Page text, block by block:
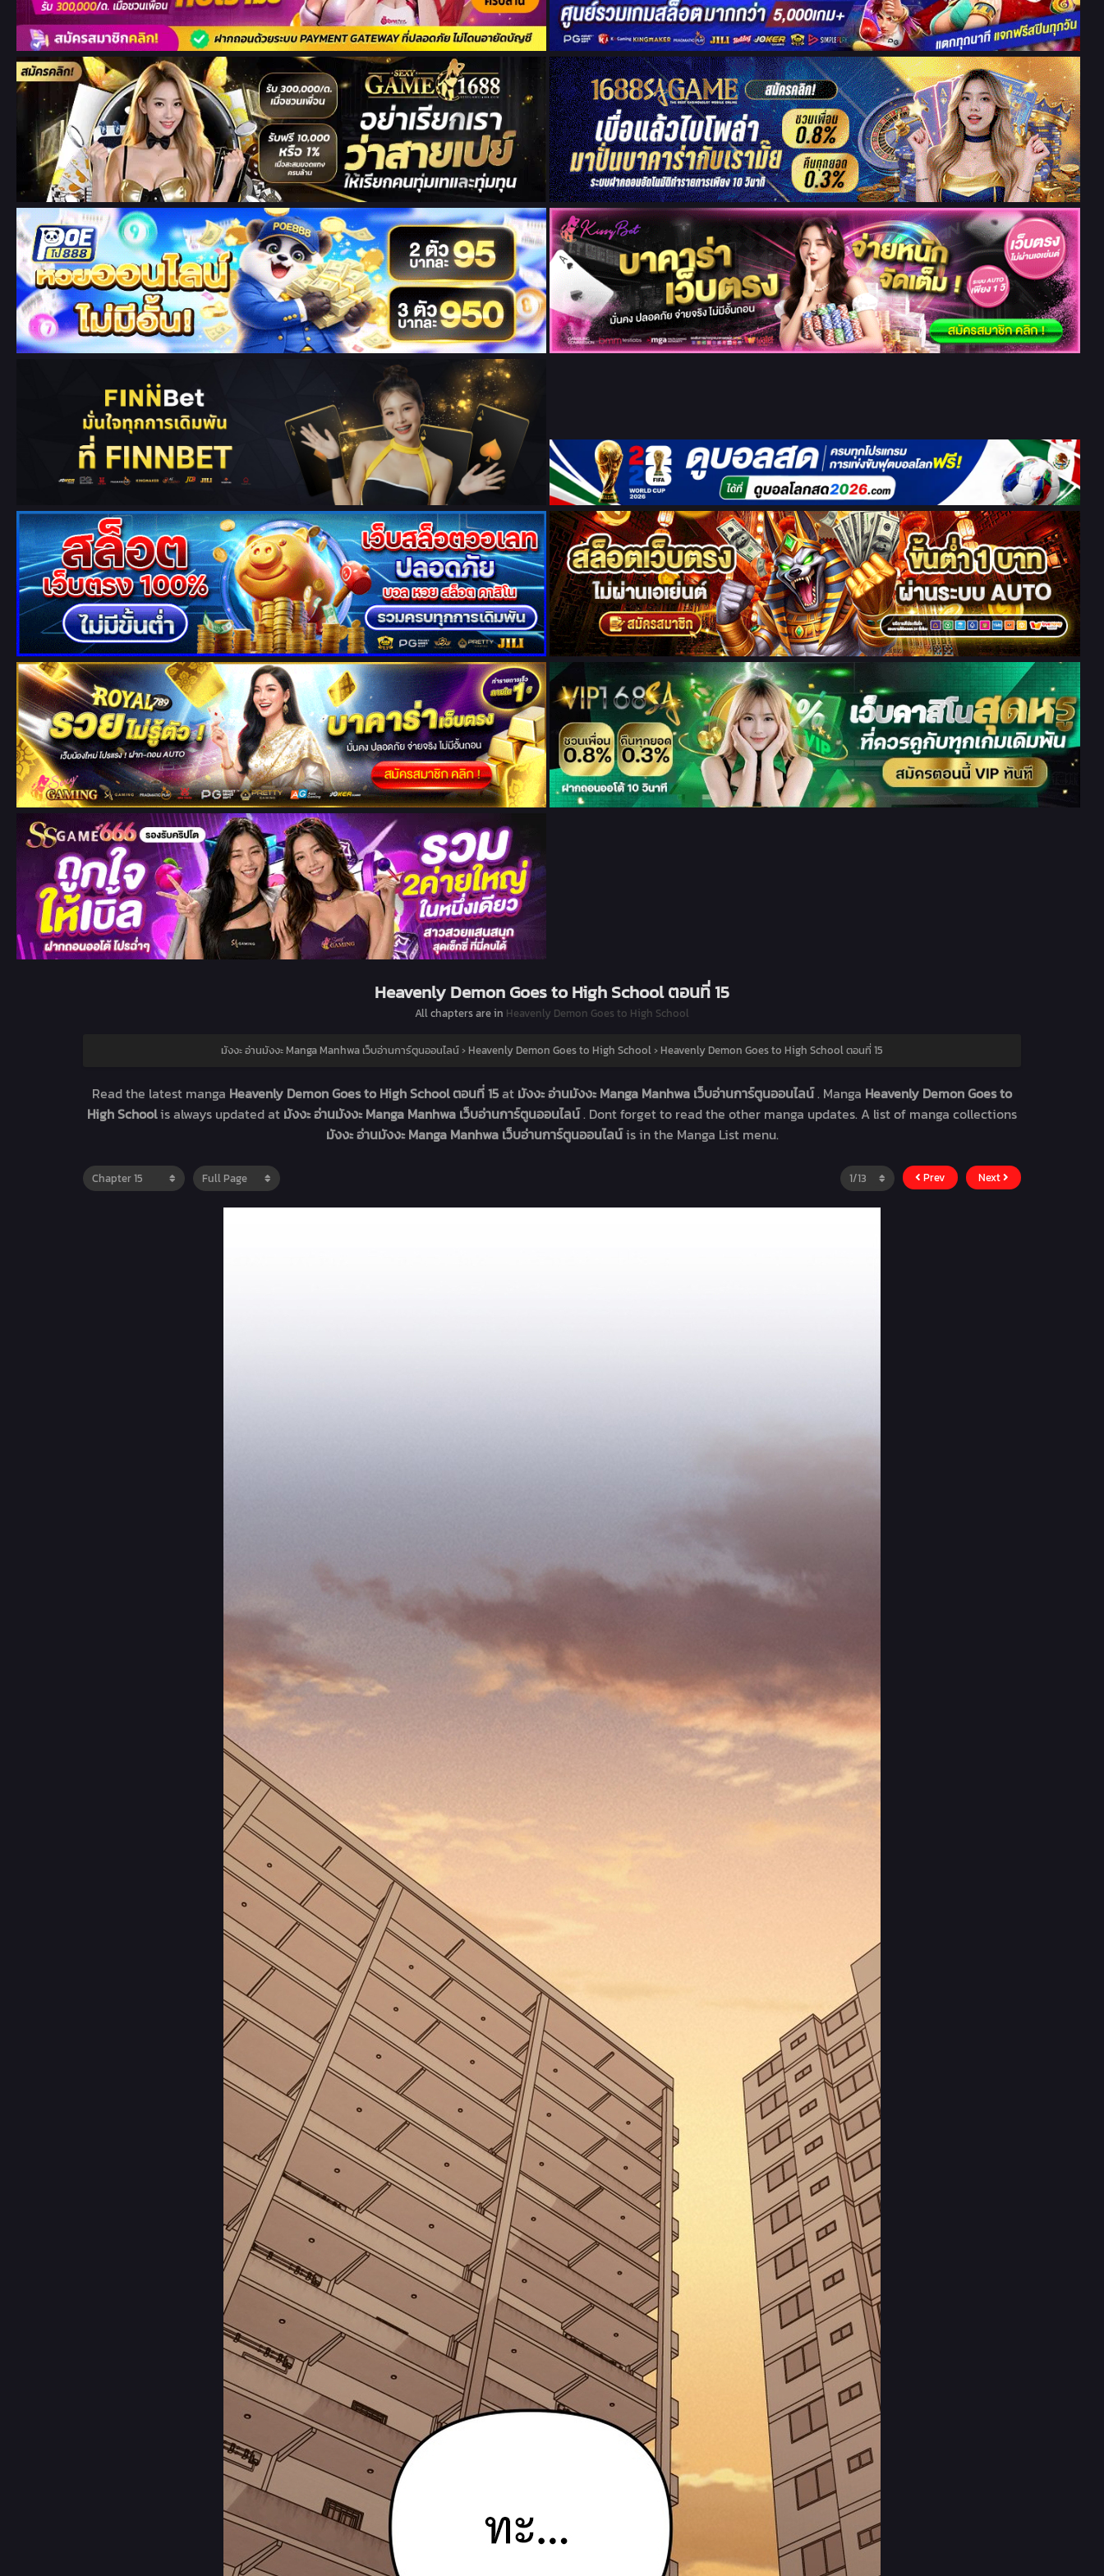
Heavenly Demon Goes to High School ตอนที่ 15
All chapters are in Heavenly Demon Goes to High School
มังงะ อ่านมังงะ Manga Manhwa เว็บอ่านการ์ตูนออนไลน์› Heavenly Demon Goes to High School› Heavenly Demon Goes to High School ตอนที่ 15
Read the latest manga Heavenly Demon Goes to High School ตอนที่ 15at มังงะ อ่านมังงะ Manga Manhwa เว็บอ่านการ์ตูนออนไลน์. Manga Heavenly Demon Goes to
High Schoolis always updated at มังงะ อ่านมังงะ Manga Manhwa เว็บอ่านการ์ตูนออนไลน์. Dont forget to read the other manga updates. A list of manga collections
มังงะ อ่านมังงะ Manga Manhwa เว็บอ่านการ์ตูนออนไลน์is in the Manga List menu.
Prev Next